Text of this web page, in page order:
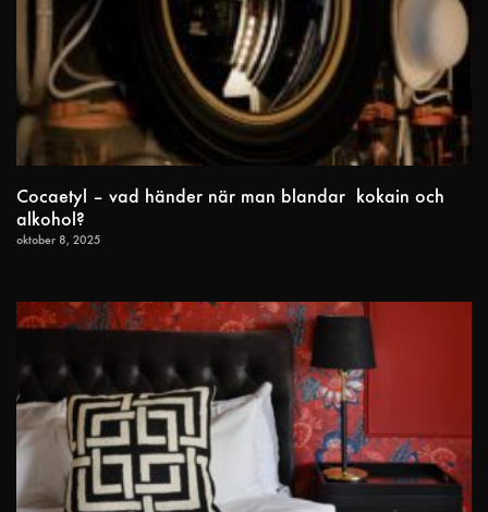
Cocaetyl – vad händer när man blandar kokain och
alkohol?
oktober 8, 2025